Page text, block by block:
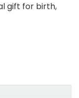
gift for birth,